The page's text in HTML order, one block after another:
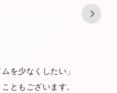
を少なくしたい」
ともございます。